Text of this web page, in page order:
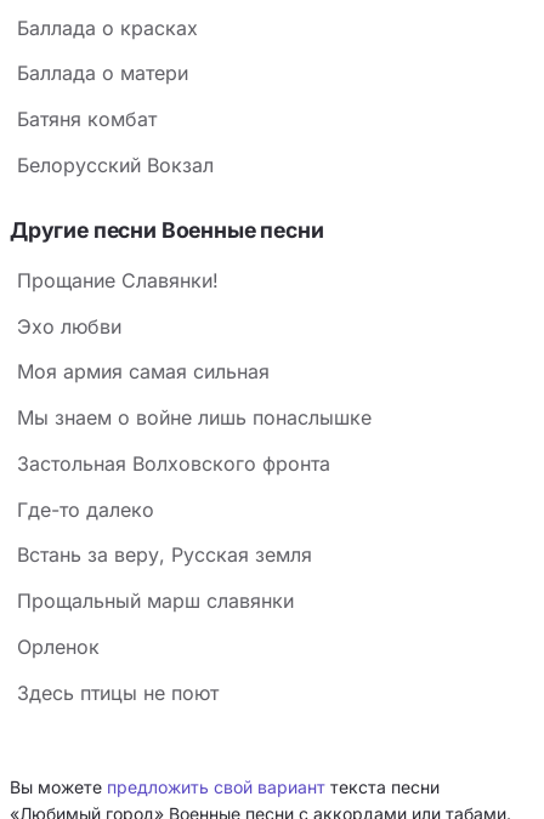
Баллада о красках
Баллада о матери
Батяня комбат
Белорусский Вокзал
Другие песни Военные песни
Прощание Славянки!
Эхо любви
Моя армия самая сильная
Мы знаем о войне лишь понаслышке
Застольная Волховского фронта
Где-то далеко
Встань за веру, Русская земля
Прощальный марш славянки
Орленок
Здесь птицы не поют
Вы можете предложить свой вариант текста песни
«Любимый город» Военные песни с аккордами или табами.